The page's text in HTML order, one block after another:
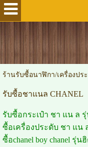
ร้านรับซื้อนาฬิกา/เครื่องปร
รับซื้อชาแนล CHANEL
รับซื้อกระเป๋า ชา แน ล
ซื้อเครื่องประดับ ชา แน
ซื้อchanel boy chanel รุ่